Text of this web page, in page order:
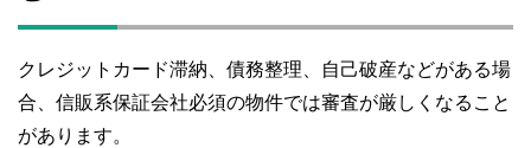
クレジットカード滞納、債務整理、自己破産などがある場
合、信販系保証会社必須の物件では審査が厳しくなること
があります。